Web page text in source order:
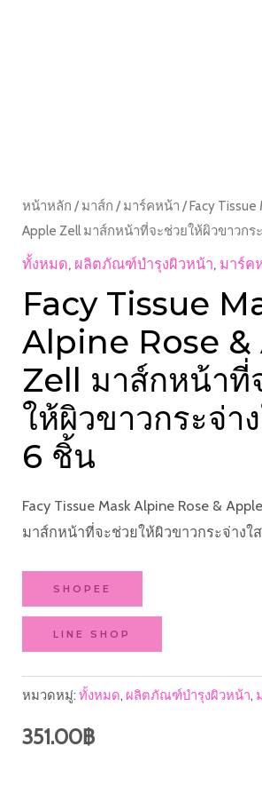
หน้าหลัก / มาส์ก / มาร์คหน้า / Facy Tissue
Apple Zell มาส์กหน้าที่จะช่วยให้ผิวขาวกร
ทั้งหมด, ผลิตภัณฑ์บำรุงผิวหน้า, มาร์ค
Facy Tissue
Alpine Rose
Zell มาส์กหน้าที่
ให้ผิวขาวกระจ่า
6 ชิ้น
Facy Tissue Mask Alpine Rose &
มาส์กหน้าที่จะช่วยให้ผิวขาวกระจ่างใ
SHOPEE
LINE SHOP
หมวดหมู่:ทั้งหมด, ผลิตภัณฑ์บำรุงผิวหน้า,
351.00฿